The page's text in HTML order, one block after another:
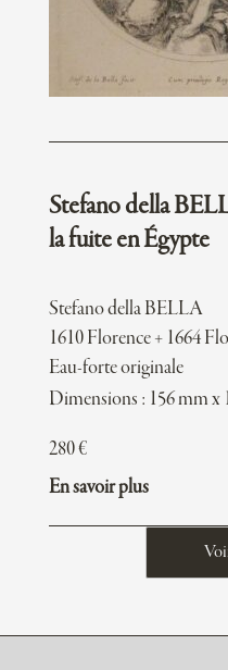
Stefano della
la fuite en Égypte
Stefano della BELLA
1610 Florence + 1664
Eau-forte originale
Dimensions : 156 mm x
280€
En savoir plus